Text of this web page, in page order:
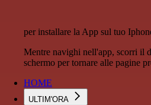
per installare la App sul tuo
Mentre navighi nell'app, scorri il
schermo per tornare alle pagine
HOME
ULTIM'ORA